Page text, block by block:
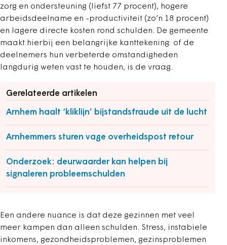
zorg en ondersteuning (liefst 77 procent), hogere
arbeidsdeelname en -productiviteit (zo’n 18 procent)
en lagere directe kosten rond schulden. De gemeente
maakt hierbij een belangrijke kanttekening: of de
deelnemers hun verbeterde omstandigheden
langdurig weten vast te houden, is de vraag.
Gerelateerde artikelen
Arnhem haalt ‘kliklijn’ bijstandsfraude uit de lucht
Arnhemmers sturen vage overheidspost retour
Onderzoek: deurwaarder kan helpen bij
signaleren probleemschulden
Een andere nuance is dat deze gezinnen met veel
meer kampen dan alleen schulden. Stress, instabiele
inkomens, gezondheidsproblemen, gezinsproblemen